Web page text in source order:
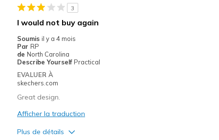
Les meilleures utilisations
Going Out
Special Occasions
Travel
Width
3
I would not buy again
Soumis il y a 4 mois
Par RP
de North Carolina
Describe Yourself Practical
EVALUER À
skechers.com
Great design.
Afficher la traduction
Plus de détails